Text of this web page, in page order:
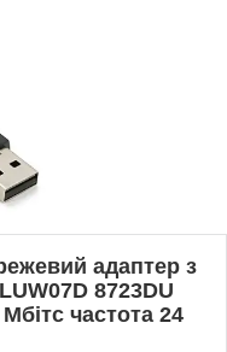
адаптер з
8723DU
частота 24